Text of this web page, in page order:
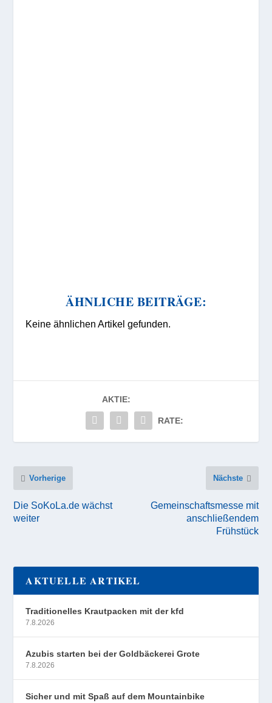
ÄHNLICHE BEITRÄGE:
Keine ähnlichen Artikel gefunden.
AKTIE:
RATE:
Vorherige
Die SoKoLa.de wächst
weiter
Nächste
Gemeinschaftsmesse mit
anschließendem
Frühstück
AKTUELLE ARTIKEL
Traditionelles Krautpacken mit der kfd
7.8.2026
Azubis starten bei der Goldbäckerei Grote
7.8.2026
Sicher und mit Spaß auf dem Mountainbike